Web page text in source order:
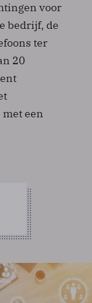
voor
bedrijf, de
ter
20
een